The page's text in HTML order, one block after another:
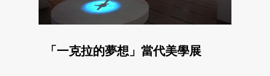
「一克拉的夢想」當代美學展